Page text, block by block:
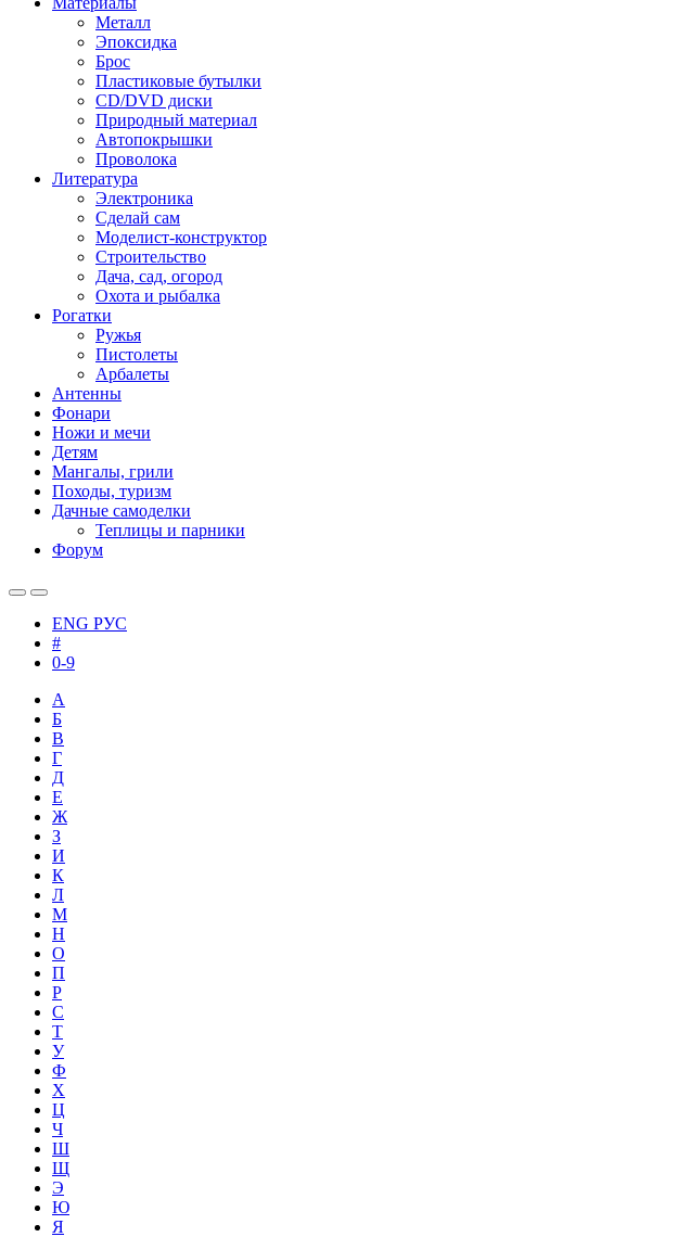
Металл
Эпоксидка
Брос
Пластиковые бутылки
CD/DVD диски
Природный материал
Автопокрышки
Проволока
Литература
Электроника
Сделай сам
Моделист-конструктор
Строительство
Дача, сад, огород
Охота и рыбалка
Рогатки
Ружья
Пистолеты
Арбалеты
Антенны
Фонари
Ножи и мечи
Детям
Мангалы, грили
Походы, туризм
Дачные самоделки
Теплицы и парники
Форум
ENG РУС
#
0-9
А
Б
В
Г
Д
Е
Ж
З
И
К
Л
М
Н
О
П
Р
С
Т
У
Ф
Х
Ц
Ч
Ш
Щ
Э
Ю
Я